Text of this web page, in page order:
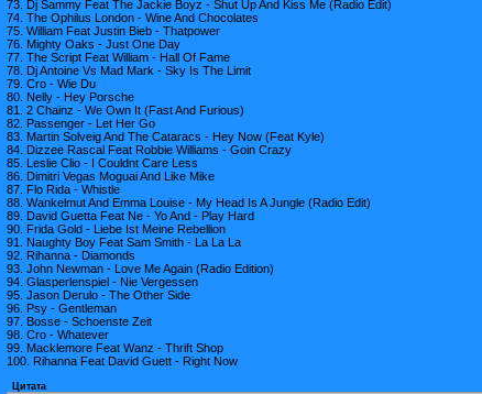
73. Dj Sammy Feat The Jackie Boyz - Shut Up And Kiss Me (Radio Edit)
74. The Ophilus London - Wine And Chocolates
75. William Feat Justin Bieb - Thatpower
76. Mighty Oaks - Just One Day
77. The Script Feat William - Hall Of Fame
78. Dj Antoine Vs Mad Mark - Sky Is The Limit
79. Cro - Wie Du
80. Nelly - Hey Porsche
81. 2 Chainz - We Own It (Fast And Furious)
82. Passenger - Let Her Go
83. Martin Solveig And The Cataracs - Hey Now (Feat Kyle)
84. Dizzee Rascal Feat Robbie Williams - Goin Crazy
85. Leslie Clio - I Couldnt Care Less
86. Dimitri Vegas Moguai And Like Mike
87. Flo Rida - Whistle
88. Wankelmut And Emma Louise - My Head Is A Jungle (Radio Edit)
89. David Guetta Feat Ne - Yo And - Play Hard
90. Frida Gold - Liebe Ist Meine Rebellion
91. Naughty Boy Feat Sam Smith - La La La
92. Rihanna - Diamonds
93. John Newman - Love Me Again (Radio Edition)
94. Glasperlenspiel - Nie Vergessen
95. Jason Derulo - The Other Side
96. Psy - Gentleman
97. Bosse - Schoenste Zeit
98. Cro - Whatever
99. Macklemore Feat Wanz - Thrift Shop
100. Rihanna Feat David Guett - Right Now
Цитата